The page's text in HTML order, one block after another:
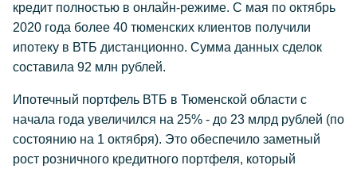
кредит полностью в онлайн-режиме. С мая по октябрь
2020 года более 40 тюменских клиентов получили
ипотеку в ВТБ дистанционно. Сумма данных сделок
составила 92 млн рублей.
Ипотечный портфель ВТБ в Тюменской области с
начала года увеличился на 25% - до 23 млрд рублей (по
состоянию на 1 октября). Это обеспечило заметный
рост розничного кредитного портфеля, который